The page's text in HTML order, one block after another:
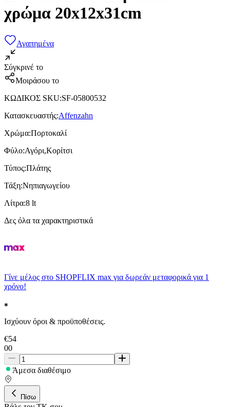
χρώμα 20x12x31cm
Αγαπημένα
Σύγκρινέ το
Μοιράσου το
ΚΩΔΙΚΟΣ SKU:SF-05800532
Κατασκευαστής:Affenzahn
Χρώμα:Πορτοκαλί
Φύλο:Αγόρι,Κορίτσι
Τύπος:Πλάτης
Τάξη:Νηπιαγωγείου
Λίτρα:8 lt
Δες όλα τα χαρακτηριστικά
Γίνε μέλος στο SHOPFLIX max για δωρεάν μεταφορικά για 1
χρόνο!
Ισχύουν όροι & προϋποθέσεις.
€54
00
Άμεσα διαθέσιμο
Πίσω